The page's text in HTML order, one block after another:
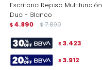
Escritorio Repisa Multifunción
Duo - Blanco
$ 4.890 $ 7.890
$ 3.423
$ 3.912